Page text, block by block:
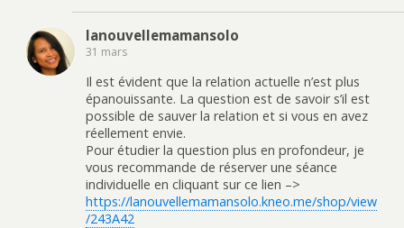
lanouvellemamansolo
31 mars
Il est évident que la relation actuelle n’est plus
épanouissante. La question est de savoir s’il est
possible de sauver la relation et si vous en avez
réellement envie.
Pour étudier la question plus en profondeur, je
vous recommande de réserver une séance
individuelle en cliquant sur ce lien –>
https://lanouvellemamansolo.kneo.me/shop/view
/243A42